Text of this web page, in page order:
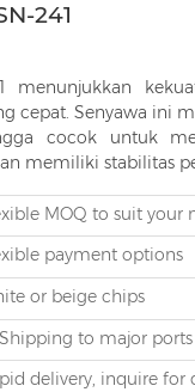
241
menunjukkan
cepat. Senyawa ini
cocok untuk
memiliki stabilitas
MOQ to suit your
payment options
or beige chips
Shipping to major
delivery, inquire for